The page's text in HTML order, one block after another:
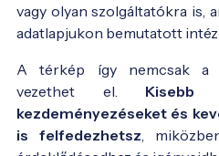
vagy olyan szolgáltatókra is,
adatlapjukon bemutatott
A térkép így nemcsak a
vezethet el. Kisebb
kezdeményezéseket és
is felfedezhetsz ,